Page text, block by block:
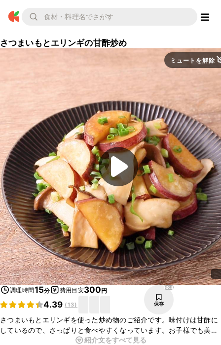
さつまいもとエリンギの甘酢炒め
ミュートを解除
調理時間15分 費用目安300円
4.39 (13)
684
保存
さつまいもとエリンギを使った炒め物のご紹介です。味付けは甘酢に
しているので、さっぱりと食べやすくなっています。お子様でも美味
しく召し上がっていただける味になっていますので、今晩のおかずに
紹介文をすべて見る